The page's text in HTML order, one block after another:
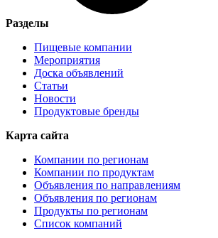
Разделы
Пищевые компании
Мероприятия
Доска объявлений
Статьи
Новости
Продуктовые бренды
Карта сайта
Компании по регионам
Компании по продуктам
Объявления по направлениям
Объявления по регионам
Продукты по регионам
Список компаний